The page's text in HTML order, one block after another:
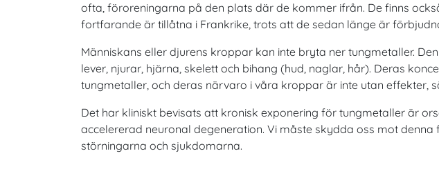
ofta, föroreningarna på den plats där de kommer ifrån. De finns
fortfarande är tillåtna i Frankrike, trots att de sedan länge är
Människans eller djurens kroppar kan inte bryta ner tungmetaller.
lever, njurar, hjärna, skelett och bihang (hud, naglar, hår). Deras
tungmetaller, och deras närvaro i våra kroppar är inte utan effekter,
Det har kliniskt bevisats att kronisk exponering för tungmetaller är
accelererad neuronal degeneration. Vi måste skydda oss mot
störningarna och sjukdomarna.